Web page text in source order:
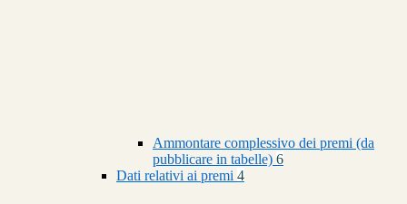
Ammontare complessivo dei premi (da
pubblicare in tabelle) 6
Dati relativi ai premi 4